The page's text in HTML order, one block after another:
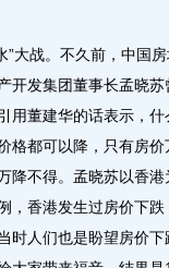
大战。 不久前，中国
开发集团董事长孟晓苏
用董建华的话表示，什
格都可以降，只有房价
降不得。孟晓苏以香港
，香港发生过房价下跌
时人们也是盼望房价下